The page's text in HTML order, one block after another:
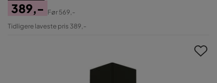
Pris
389,-
Original
Før569,-
Tidligere laveste pris 389,-